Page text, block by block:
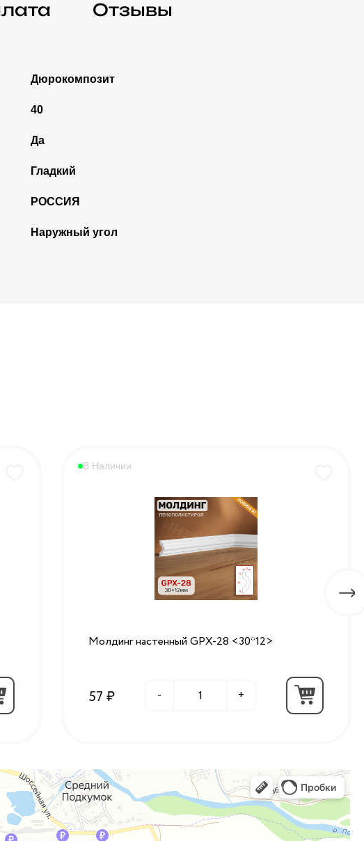
Отзывы
Дюрокомпозит
40
Да
Гладкий
РОССИЯ
Наружный угол
Молдинг настенный GPX-28 <30*12>
В Наличии
57 ₽ - +